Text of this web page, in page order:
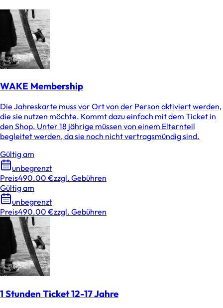
WAKE Membership
Die Jahreskarte muss vor Ort von der Person aktiviert werden,
die sie nutzen möchte. Kommt dazu einfach mit dem Ticket in
den Shop. Unter 18 jährige müssen von einem Elternteil
begleitet werden, da sie noch nicht vertragsmündig sind.
Gültig am
unbegrenzt
Preis490.00 €zzgl. Gebühren
Gültig am
unbegrenzt
Preis490.00 €zzgl. Gebühren
1 Stunden Ticket 12-17 Jahre